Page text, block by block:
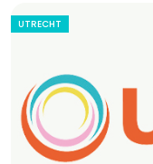
UTRECHT